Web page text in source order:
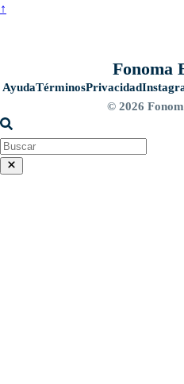
↑
Fonoma
AyudaTérminosPrivacidad
© 2026